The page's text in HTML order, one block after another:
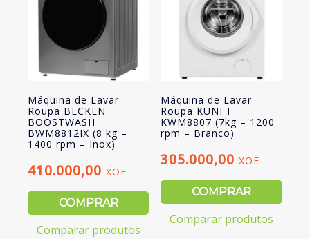
Máquina de Lavar
Roupa BECKEN
BOOSTWASH
BWM8812IX (8 kg –
1400 rpm – Inox)
410.000,00 XOF
COMPRAR
Comparar produtos
Máquina de Lavar
Roupa KUNFT
KWM8807 (7kg – 1200
rpm – Branco)
305.000,00XOF
COMPRAR
Comparar produtos